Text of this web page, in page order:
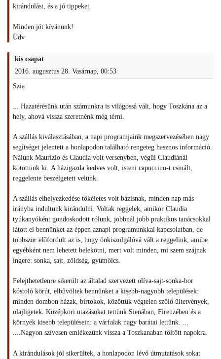
kirándulást, és a jó tippeket.
Minden jót kívánunk!
Üdv
kis csapat
2016. augusztus 28. Vasárnap, 00:53
Szia
... Hazatérésünk után számunkra is világossá vált, hogy Toszkána az a
hely, ahová vissza szeretnénk még térni.
A szállás kiválasztásában, a napi programjaink megszervezésében nagy
segítséget jelentett a honlapodon található rengeteg hasznos információ.
Nálunk Maurizio és Claudia volt versenyben, végül Claudiánál
kötöttünk ki. A házigazda kedves volt, isteni capuccino-t csinált,
reggelente beszélgetett velünk.
A szállás elhelyezkedése tökéletes volt bázisnak, minden nap más
irányba indultunk kirándulni. Voltak reggelek, amikor Claudia
tyúkanyóként gondoskodott rólunk, jobbnál jobb praktikus tanácsokkal
látott el bennünket az éppen aznapi programunkkal kapcsolatban, de
többször előfordult az is, hogy önkiszolgálóvá vált a reggelink, amibe
egyébként nem lehetett belekötni, mert volt minden, mi szem szájnak
ingere: sonka, sajt, zöldség, gyümölcs.
Felejthetetlenre sikerült az általad szervezett olíva-sajt-sonka-bor
kóstoló körút, elbűvöltek bennünket a kisebb-nagyobb települések:
minden dombon házak, birtokok, közöttük végtelen szőlő ültetvények,
olajligetek. Középkori utazásokat tettünk Sienában, Firenzében és a
környék kisebb településein: a várfalak nagy barátai lettünk. ...
....Nagyon szívesen emlékezünk vissza a Toszkanaban töltött napokra.
A kirándulások jól sikerültek, a honlapodon lévő útmutatások sokat